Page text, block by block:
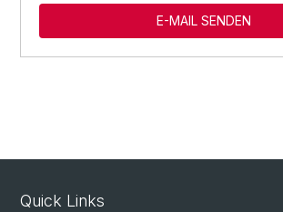
E-MAIL SENDEN
Quick Links